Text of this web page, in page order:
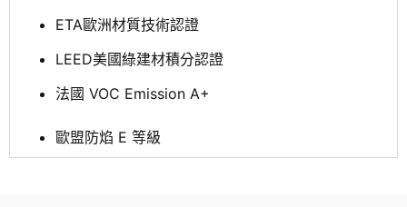
ETA歐洲材質技術認證
LEED美國綠建材積分認證
法國 VOC Emission A+
歐盟防焰 E 等級